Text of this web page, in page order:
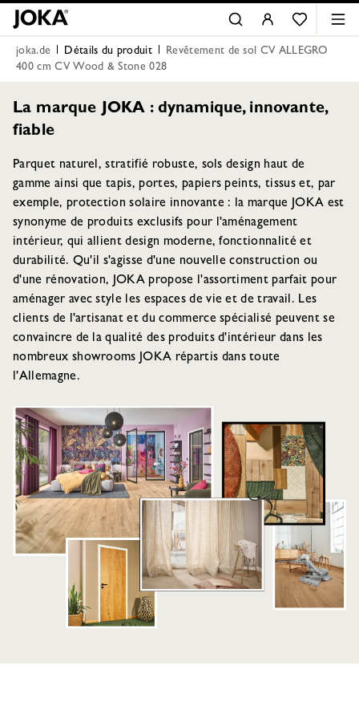
joka.de Détails du produit
Revêtement de sol CV ALLEGRO
400 cm CV Wood & Stone 028
La marque JOKA : dynamique, innovante,
fiable
Parquet naturel, stratifié robuste, sols design haut de
gamme ainsi que tapis, portes, papiers peints, tissus et, par
exemple, protection solaire innovante : la marque JOKA est
synonyme de produits exclusifs pour l'aménagement
intérieur, qui allient design moderne, fonctionnalité et
durabilité. Qu'il s'agisse d'une nouvelle construction ou
d'une rénovation, JOKA propose l'assortiment parfait pour
aménager avec style les espaces de vie et de travail. Les
clients de l'artisanat et du commerce spécialisé peuvent se
convaincre de la qualité des produits d'intérieur dans les
nombreux showrooms JOKA répartis dans toute
l'Allemagne.